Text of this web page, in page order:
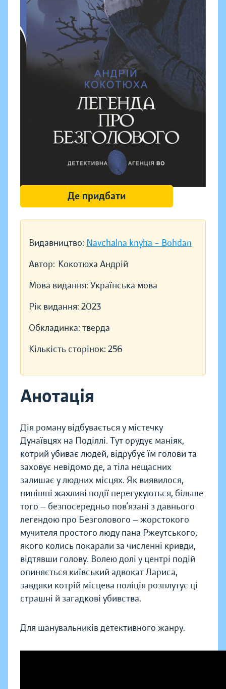
Видавництво: Navchalna knyha – Bohdan
Автор: Кокотюха Андрій
Мова видання: Українська мова
Рік видання: 2023
Обкладинка: тверда
Кількість сторінок: 256
Анотація
Дія роману відбувається у містечку
Дунаївцях на Поділлі. Тут орудує маніяк,
котрий убиває людей, відрубує їм голови та
заховує невідомо де, а тіла нещасних
залишає у людних місцях. Як виявилося,
нинішні жахливі події перегукуються, більше
того — безпосередньо пов’язані з давнього
легендою про Безголового — жорстокого
мучителя простого люду пана Ржеутського,
якого колись покарали за численні кривди,
відтявши голову. Волею долі у центрі подій
опиняється київський адвокат Лариса,
завдяки котрій місцева поліція розплутує ці
страшні й загадкові убивства.
Для шанувальників детективного жанру.
Де придбати